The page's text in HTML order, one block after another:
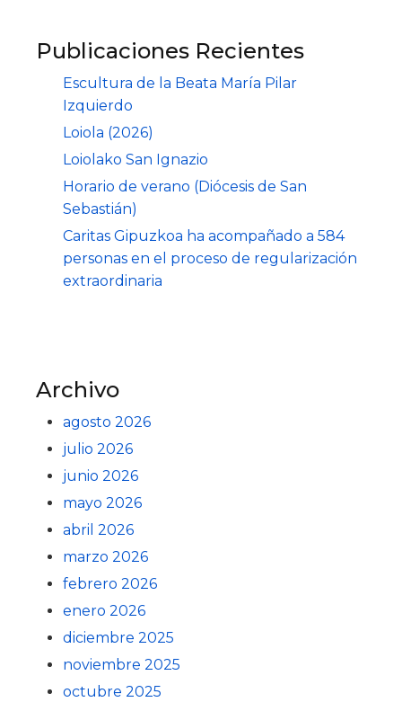
Publicaciones Recientes
Escultura de la Beata María Pilar
Izquierdo
Loiola (2026)
Loiolako San Ignazio
Horario de verano (Diócesis de San
Sebastián)
Caritas Gipuzkoa ha acompañado a 584
personas en el proceso de regularización
extraordinaria
Archivo
agosto 2026
julio 2026
junio 2026
mayo 2026
abril 2026
marzo 2026
febrero 2026
enero 2026
diciembre 2025
noviembre 2025
octubre 2025